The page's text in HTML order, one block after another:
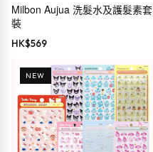
Milbon Aujua 洗髮水及護髮素套
裝
HK$569
NEW